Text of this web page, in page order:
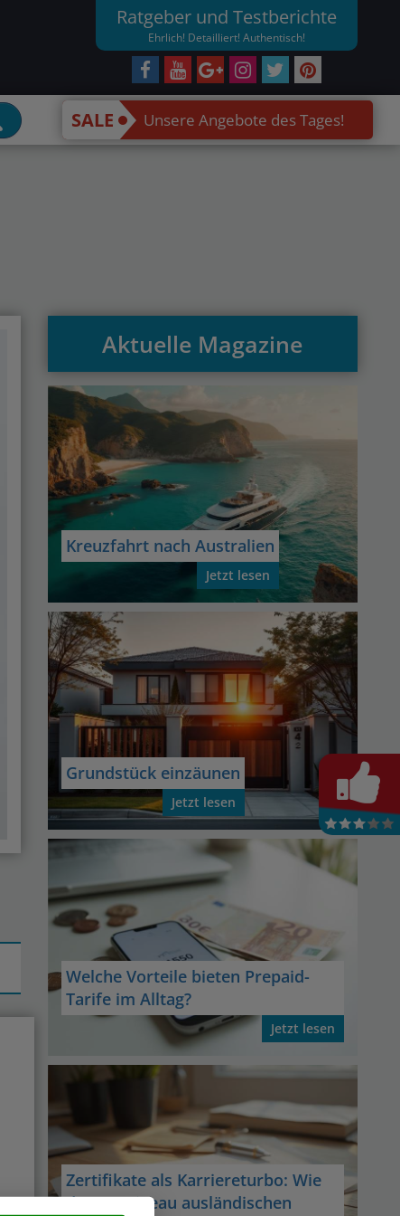
Ratgeber und Testberichte
Ehrlich! Detailliert! Authentisch!
SALE Unsere Angebote des Tages!
Aktuelle Magazine
Kreuzfahrt nach Australien
Jetzt lesen
Grundstück einzäunen
Jetzt lesen
Welche Vorteile bieten Prepaid-
Tarife im Alltag?
Jetzt lesen
Zertifikate als Karriereturbo: Wie
das B2-Niveau ausländischen